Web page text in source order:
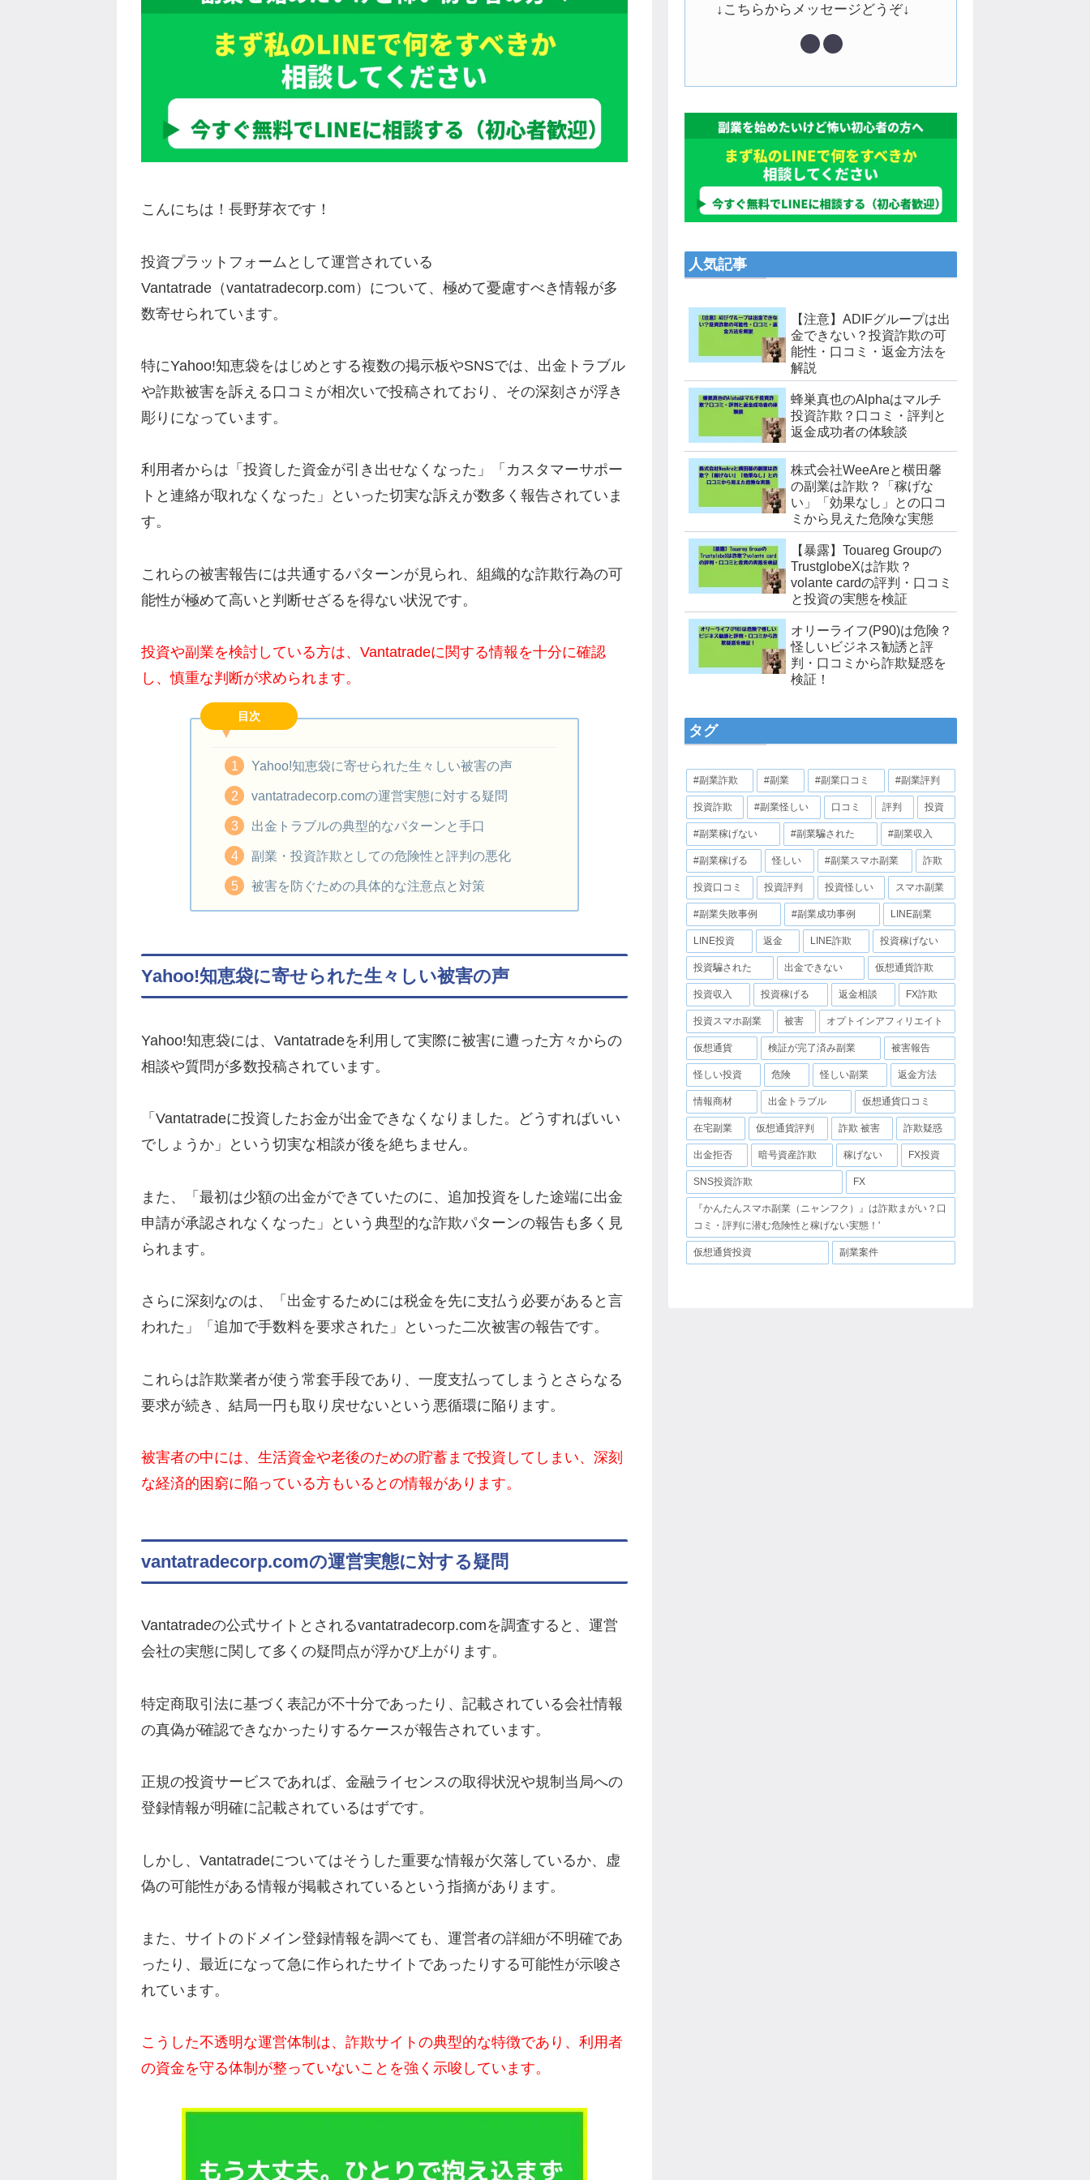
こんにちは！長野芽衣です！
投資プラットフォームとして運営されている
Vantatrade（vantatradecorp.com）について、極めて憂慮すべき情報が多
数寄せられています。
特にYahoo!知恵袋をはじめとする複数の掲示板やSNSでは、出金トラブル
や詐欺被害を訴える口コミが相次いで投稿されており、その深刻さが浮き
彫りになっています。
利用者からは「投資した資金が引き出せなくなった」「カスタマーサポー
トと連絡が取れなくなった」といった切実な訴えが数多く報告されていま
す。
これらの被害報告には共通するパターンが見られ、組織的な詐欺行為の可
能性が極めて高いと判断せざるを得ない状況です。
投資や副業を検討している方は、Vantatradeに関する情報を十分に確認
し、慎重な判断が求められます。
目次
Yahoo!知恵袋に寄せられた生々しい被害の声
vantatradecorp.comの運営実態に対する疑問
出金トラブルの典型的なパターンと手口
副業・投資詐欺としての危険性と評判の悪化
被害を防ぐための具体的な注意点と対策
Yahoo!知恵袋に寄せられた生々しい被害の声
Yahoo!知恵袋には、Vantatradeを利用して実際に被害に遭った方々からの
相談や質問が多数投稿されています。
「Vantatradeに投資したお金が出金できなくなりました。どうすればいい
でしょうか」という切実な相談が後を絶ちません。
また、「最初は少額の出金ができていたのに、追加投資をした途端に出金
申請が承認されなくなった」という典型的な詐欺パターンの報告も多く見
られます。
さらに深刻なのは、「出金するためには税金を先に支払う必要があると言
われた」「追加で手数料を要求された」といった二次被害の報告です。
これらは詐欺業者が使う常套手段であり、一度支払ってしまうとさらなる
要求が続き、結局一円も取り戻せないという悪循環に陥ります。
被害者の中には、生活資金や老後のための貯蓄まで投資してしまい、深刻
な経済的困窮に陥っている方もいるとの情報があります。
vantatradecorp.comの運営実態に対する疑問
Vantatradeの公式サイトとされるvantatradecorp.comを調査すると、運営
会社の実態に関して多くの疑問点が浮かび上がります。
特定商取引法に基づく表記が不十分であったり、記載されている会社情報
の真偽が確認できなかったりするケースが報告されています。
正規の投資サービスであれば、金融ライセンスの取得状況や規制当局への
登録情報が明確に記載されているはずです。
しかし、Vantatradeについてはそうした重要な情報が欠落しているか、虚
偽の可能性がある情報が掲載されているという指摘があります。
また、サイトのドメイン登録情報を調べても、運営者の詳細が不明確であ
ったり、最近になって急に作られたサイトであったりする可能性が示唆さ
れています。
こうした不透明な運営体制は、詐欺サイトの典型的な特徴であり、利用者
の資金を守る体制が整っていないことを強く示唆しています。
↓こちらからメッセージどうぞ↓
人気記事
【注意】ADIFグループは出
金できない？投資詐欺の可
能性・口コミ・返金方法を
解説
蜂巣真也のAlphaはマルチ
投資詐欺？口コミ・評判と
返金成功者の体験談
株式会社WeeAreと横田馨
の副業は詐欺？「稼げな
い」「効果なし」との口コ
ミから見えた危険な実態
【暴露】Touareg Groupの
TrustglobeXは詐欺？
volante cardの評判・口コミ
と投資の実態を検証
オリーライフ(P90)は危険？
怪しいビジネス勧誘と評
判・口コミから詐欺疑惑を
検証！
タグ
#副業詐欺 #副業 #副業口コミ #副業評判
投資詐欺 #副業怪しい 口コミ 評判 投資
#副業稼げない #副業騙された #副業収入
#副業稼げる 怪しい #副業スマホ副業 詐欺
投資口コミ 投資評判 投資怪しい スマホ副業
#副業失敗事例 #副業成功事例 LINE副業
LINE投資 返金 LINE詐欺 投資稼げない
投資騙された 出金できない 仮想通貨詐欺
投資収入 投資稼げる 返金相談 FX詐欺
投資スマホ副業 被害 オプトインアフィリエイト
仮想通貨 検証が完了済み副業 被害報告
怪しい投資 危険 怪しい副業 返金方法
情報商材 出金トラブル 仮想通貨口コミ
在宅副業 仮想通貨評判 詐欺 被害 詐欺疑惑
出金拒否 暗号資産詐欺 稼げない FX投資
SNS投資詐欺 FX
『かんたんスマホ副業（ニャンフク）』は詐欺まがい？口
コミ・評判に潜む危険性と稼げない実態！'
仮想通貨投資 副業案件